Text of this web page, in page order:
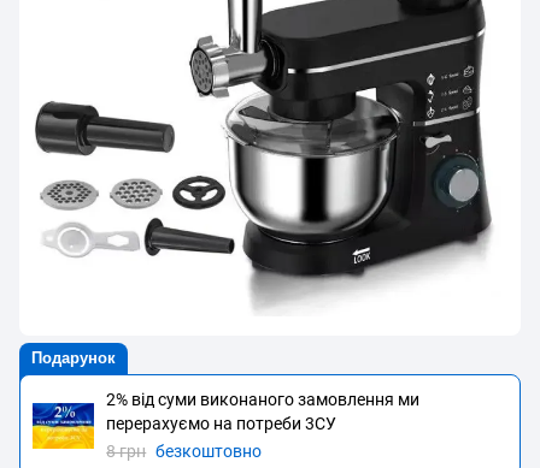
Подарунок
2% від суми виконаного замовлення ми
перерахуємо на потреби 3CУ
8 грн безкоштовно